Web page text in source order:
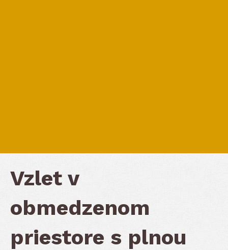
Vzlet v
obmedzenom
priestore s plnou